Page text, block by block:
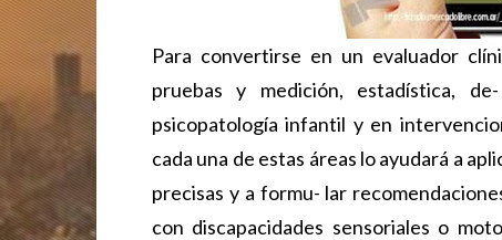
Para convertirse en un evaluador
pruebas y medición, estadística,
psicopatología infantil y en
cada una de estas áreas lo ayudará a
precisas y a formu- lar
con discapacidades sensoriales o